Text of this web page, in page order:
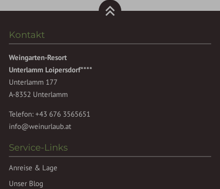
Kontakt
Weingarten-Resort
Unterlamm Loipersdorf****
Unterlamm 177
A-8352 Unterlamm
Telefon:+43 676 3565651
info@weinurlaub.at
Service-Links
Anreise & Lage
Unser Blog